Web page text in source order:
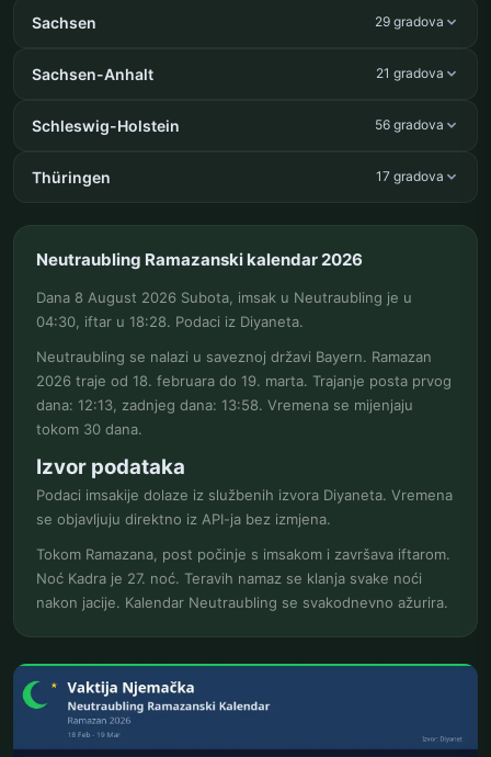
Sachsen 29 gradova
Sachsen-Anhalt 21 gradova
Schleswig-Holstein 56 gradova
Thüringen 17 gradova
Neutraubling Ramazanski kalendar 2026
Dana 8 August 2026 Subota, imsak u Neutraubling je u
04:30, iftar u 18:28. Podaci iz Diyaneta.
Neutraubling se nalazi u saveznoj državi Bayern. Ramazan
2026 traje od 18. februara do 19. marta. Trajanje posta prvog
dana: 12:13, zadnjeg dana: 13:58. Vremena se mijenjaju
tokom 30 dana.
Izvor podataka
Podaci imsakije dolaze iz službenih izvora Diyaneta. Vremena
se objavljuju direktno iz API-ja bez izmjena.
Tokom Ramazana, post počinje s imsakom i završava iftarom.
Noć Kadra je 27. noć. Teravih namaz se klanja svake noći
nakon jacije. Kalendar Neutraubling se svakodnevno ažurira.